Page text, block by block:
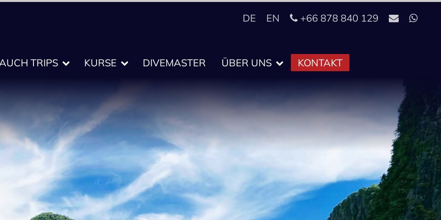
DE EN +66 878 840 129
TRIPS KURSE DIVEMASTER ÜBER UNS KONTAKT